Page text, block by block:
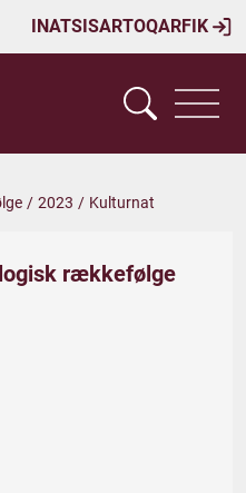
INATSISARTOQARFIK
/ 2023 / Kulturnat
rækkefølge